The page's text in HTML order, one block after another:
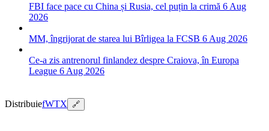
FBI face pace cu China și Rusia, cel puțin la crimă 6 Aug
2026
MM, îngrijorat de starea lui Bîrligea la FCSB 6 Aug 2026
Ce-a zis antrenorul finlandez despre Craiova, în Europa
League 6 Aug 2026
DistribuiefWTX 🔗